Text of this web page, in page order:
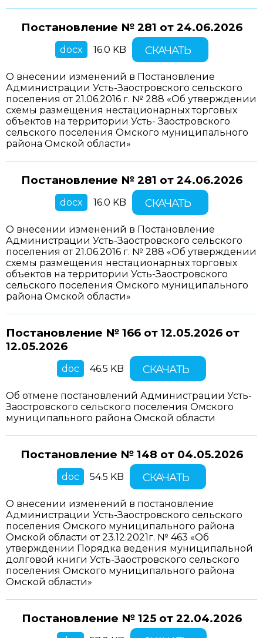
Постановление № 281 от 24.06.2026
docx 16.0 KB СКАЧАТЬ
О внесении изменений в Постановление
Администрации Усть-Заостровского сельского
поселения от 21.06.2016 г. № 288 «Об утверждении
схемы размещения нестационарных торговых
объектов на территории Усть- Заостровского
сельского поселения Омского муниципального
района Омской области»
Постановление № 281 от 24.06.2026
docx 16.0 KB СКАЧАТЬ
О внесении изменений в Постановление
Администрации Усть-Заостровского сельского
поселения от 21.06.2016 г. № 288 «Об утверждении
схемы размещения нестационарных торговых
объектов на территории Усть-Заостровского
сельского поселения Омского муниципального
района Омской области»
Постановление № 166 от 12.05.2026 от
12.05.2026
doc 46.5 KB СКАЧАТЬ
Об отмене постановлений Администрации Усть-
Заостровского сельского поселения Омского
муниципального района Омской области
Постановление № 148 от 04.05.2026
doc 54.5 KB СКАЧАТЬ
О внесении изменений в постановление
Администрации Усть-Заостровского сельского
поселения Омского муниципального района
Омской области от 23.12.2021г. № 463 «Об
утверждении Порядка ведения муниципальной
долговой книги Усть-Заостровского сельского
поселения Омского муниципального района
Омской области»
Постановление № 125 от 22.04.2026